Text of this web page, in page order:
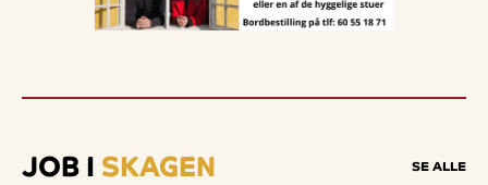
JOB I SKAGEN SE ALLE